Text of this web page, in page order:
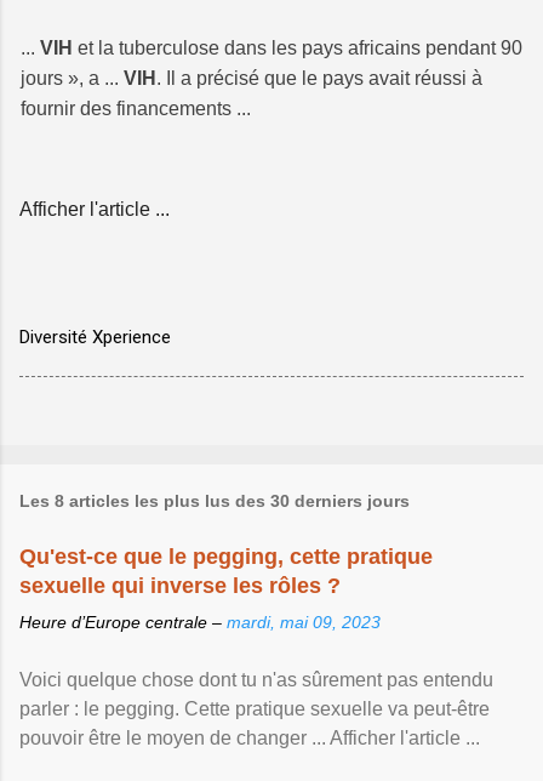
... VIH et la tuberculose dans les pays africains pendant 90
jours », a ... VIH . Il a précisé que le pays avait réussi à
fournir des financements ...
Afficher l'article ...
Diversité Xperience
Les 8 articles les plus lus des 30 derniers jours
Qu'est-ce que le pegging, cette pratique
sexuelle qui inverse les rôles ?
Heure d’Europe centrale – mardi, mai 09, 2023
Voici quelque chose dont tu n'as sûrement pas entendu
parler : le pegging. Cette pratique sexuelle va peut-être
pouvoir être le moyen de changer ... Afficher l'article ...